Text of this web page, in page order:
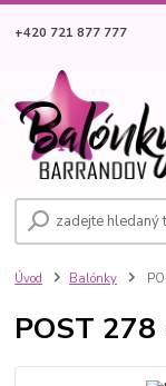
+420 721 877 777
Úvod Balónky
POST